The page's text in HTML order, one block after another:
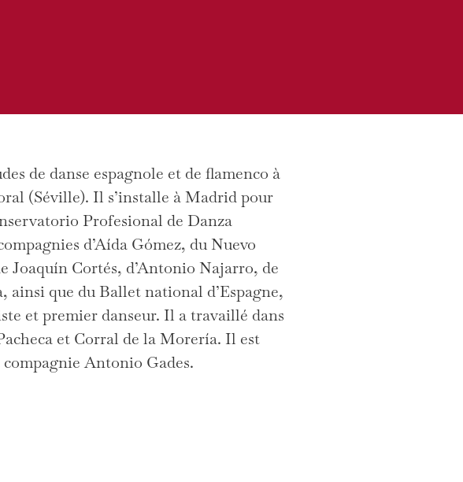
de danse espagnole et de flamenco à
(Séville). Il s’installe à Madrid pour
Profesional de Danza
d’Aída Gómez, du Nuevo
Joaquín Cortés, d’Antonio Najarro, de
que du Ballet national d’Espagne,
et premier danseur. Il a travaillé dans
et Corral de la Morería. Il est
Antonio Gades.